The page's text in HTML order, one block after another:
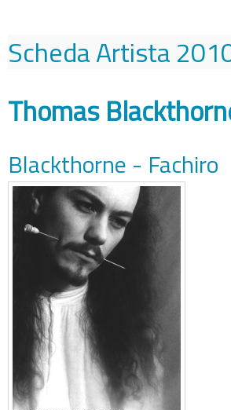
Scheda Artista
Thomas
Blackthorne - Fachiro